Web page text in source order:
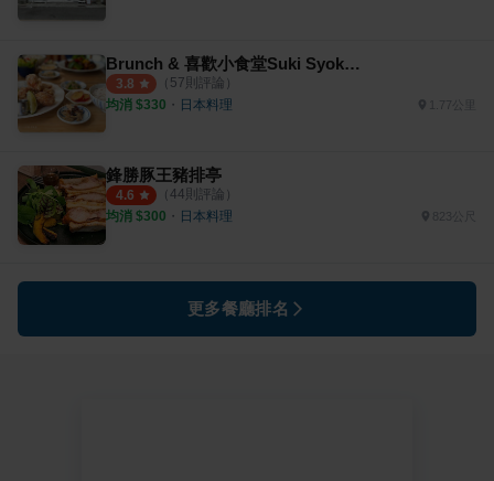
Brunch & 喜歡小食堂Suki Syokudou
3.8 （ 57則評論）
均消 $330 ・ 日本料理 1.77公里
鋒勝豚王豬排亭
4.6 （ 44則評論）
均消 $300 ・ 日本料理 823公尺
更多餐廳排名